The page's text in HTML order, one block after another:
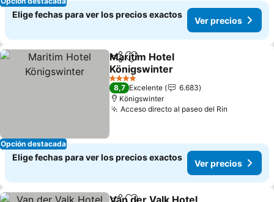
Elige fechas para ver los precios exactos
Ver precios
Opción destacada
CompartirAgregar a favoritos
Maritim Hotel
Königswinter
4 Estrellas
8,7 Excelente
6.683
Königswinter
Acceso directo al paseo del Rin
Elige fechas para ver los precios exactos
Ver precios
Van der Valk Hotel